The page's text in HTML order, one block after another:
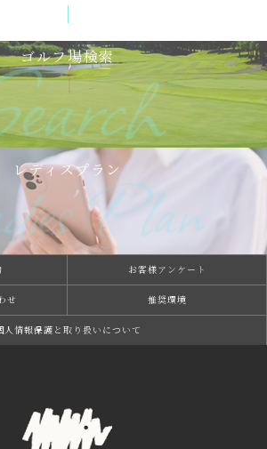
ゴルフ場検索
レディスプラン
お客様アンケート
せ 推奨環境
⼈情報保護と取り扱いについて